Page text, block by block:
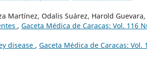
Martínez, Odalis Suárez, Harold Guevara,
, Gaceta Médica de Caracas: Vol. 116
disease , Gaceta Médica de Caracas: Vol.